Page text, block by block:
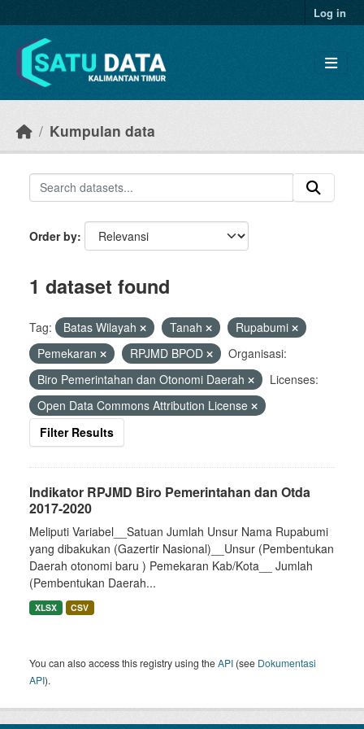
Log in
Kumpulan data
Order by
1 dataset found
Tag: Batas Wilayah Tanah
Rupabumi
Pemekaran
RPJMD BPOD
Organisasi:
Biro Pemerintahan dan Otonomi Daerah
Licenses:
Open Data Commons Attribution License
Filter Results
Indikator RPJMD Biro Pemerintahan dan Otda
2017-2020
Meliputi Variabel__Satuan Jumlah Unsur Nama Rupabumi
yang dibakukan (Gazertir Nasional)__Unsur (Pembentukan
Daerah otonomi baru ) Pemekaran Kab/Kota__ Jumlah
(Pembentukan Daerah...
XLSX CSV
You can also access this registry using theAPI (see Dokumentasi
API).